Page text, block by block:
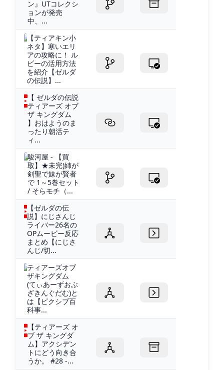
ン』UTコレクシ
ョンが発売
中、...
【ティアキン小
ネタ】寒いエリ
アの攻略に！ ル
ビーの活用方法
を紹介【ゼルダ
の伝説】...
【 ゼルダの伝説
ティアーズ オブ
ザ キングダム
】おはようのま
ったり朝活テ
ィ...
駿河屋 - 【買
取】★未完)姉が
剣聖で妹が賢者
で 1～5巻セット
/ そらモチ（...
【ゼルダの伝
説】にじさんじ
ライバー26名の
OPムービー反応
まとめ【にじさ
んじ/切...
ティアーズオブ
ザキングダム
(てぃあーずおぶ
ざきんぐだむ)と
は【ピクシブ百
科事...
【ティアーズ オ
ブ ザ キングダ
ム】アクシデン
トにどう向き合
うか。 #28 -...